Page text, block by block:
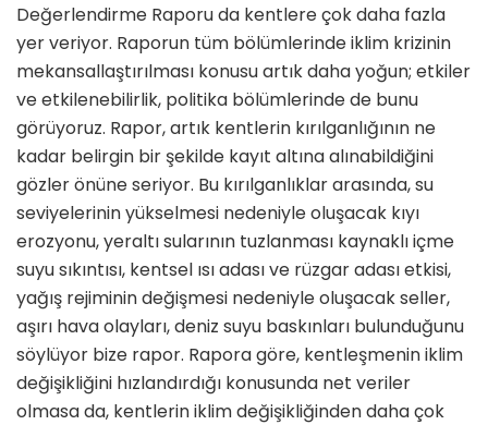
Değerlendirme Raporu da kentlere çok daha fazla
yer veriyor. Raporun tüm bölümlerinde iklim krizinin
mekansallaştırılması konusu artık daha yoğun; etkiler
ve etkilenebilirlik, politika bölümlerinde de bunu
görüyoruz. Rapor, artık kentlerin kırılganlığının ne
kadar belirgin bir şekilde kayıt altına alınabildiğini
gözler önüne seriyor. Bu kırılganlıklar arasında, su
seviyelerinin yükselmesi nedeniyle oluşacak kıyı
erozyonu, yeraltı sularının tuzlanması kaynaklı içme
suyu sıkıntısı, kentsel ısı adası ve rüzgar adası etkisi,
yağış rejiminin değişmesi nedeniyle oluşacak seller,
aşırı hava olayları, deniz suyu baskınları bulunduğunu
söylüyor bize rapor. Rapora göre, kentleşmenin iklim
değişikliğini hızlandırdığı konusunda net veriler
olmasa da, kentlerin iklim değişikliğinden daha çok